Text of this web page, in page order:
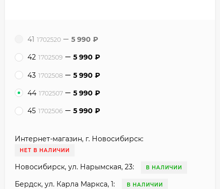
41 1702520 5 990 ₽
42 1702509 5 990 ₽
43 1702508 5 990 ₽
44 1702507 5 990 ₽
45 1702506 5 990 ₽
Интернет-магазин, г. Новосибирск:
НЕТ В НАЛИЧИИ
Новосибирск, ул. Нарымская, 23: В НАЛИЧИИ
Бердск, ул. Карла Маркса, 1: В НАЛИЧИИ